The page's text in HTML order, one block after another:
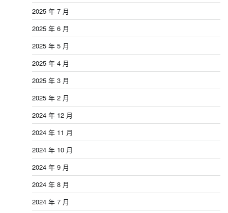
2025 年 7 月
2025 年 6 月
2025 年 5 月
2025 年 4 月
2025 年 3 月
2025 年 2 月
2024 年 12 月
2024 年 11 月
2024 年 10 月
2024 年 9 月
2024 年 8 月
2024 年 7 月